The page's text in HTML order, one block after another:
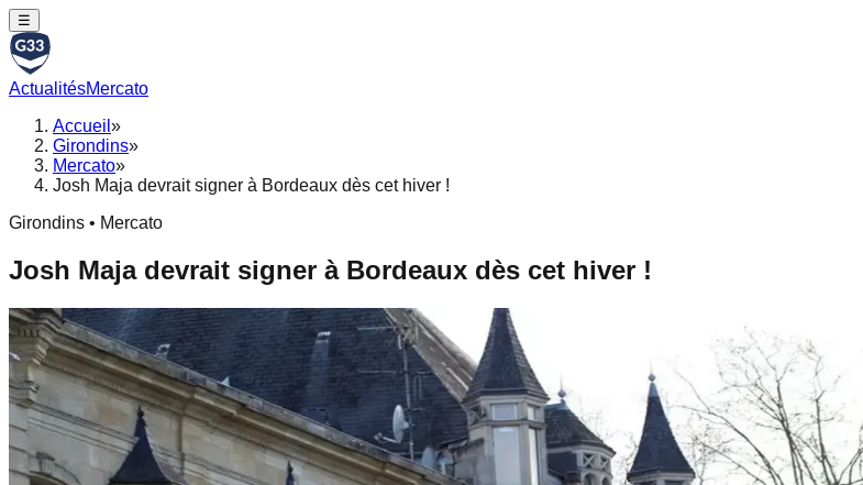
☰
ActualitésMercato
Accueil »
Girondins»
Mercato»
Josh Maja devrait signer à Bordeaux dès cet hiver !
Girondins • Mercato
Josh Maja devrait signer à Bordeaux dès cet hiver !